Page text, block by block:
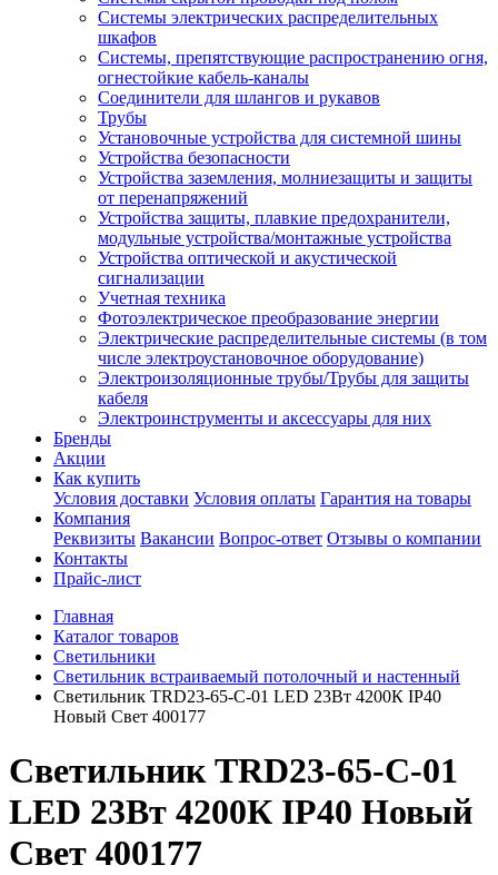
Системы электрических распределительных
шкафов
Системы, препятствующие распространению огня,
огнестойкие кабель-каналы
Соединители для шлангов и рукавов
Трубы
Установочные устройства для системной шины
Устройства безопасности
Устройства заземления, молниезащиты и защиты
от перенапряжений
Устройства защиты, плавкие предохранители,
модульные устройства/монтажные устройства
Устройства оптической и акустической
сигнализации
Учетная техника
Фотоэлектрическое преобразование энергии
Электрические распределительные системы (в том
числе электроустановочное оборудование)
Электроизоляционные трубы/Трубы для защиты
кабеля
Электроинструменты и аксессуары для них
Бренды
Акции
Как купить
Условия доставки Условия оплаты Гарантия на товары
Компания
Реквизиты Вакансии Вопрос-ответ Отзывы о компании
Контакты
Прайс-лист
Главная
Каталог товаров
Светильники
Светильник встраиваемый потолочный и настенный
Светильник TRD23-65-C-01 LED 23Вт 4200К IP40
Новый Свет 400177
Светильник TRD23-65-C-01
LED 23Вт 4200К IP40 Новый
Свет 400177